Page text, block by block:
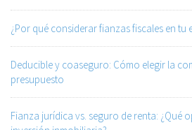
¿Por qué considerar fianzas fiscales en tu
Deducible y coaseguro: Cómo elegir la
presupuesto
Fianza jurídica vs. seguro de renta: ¿Qué